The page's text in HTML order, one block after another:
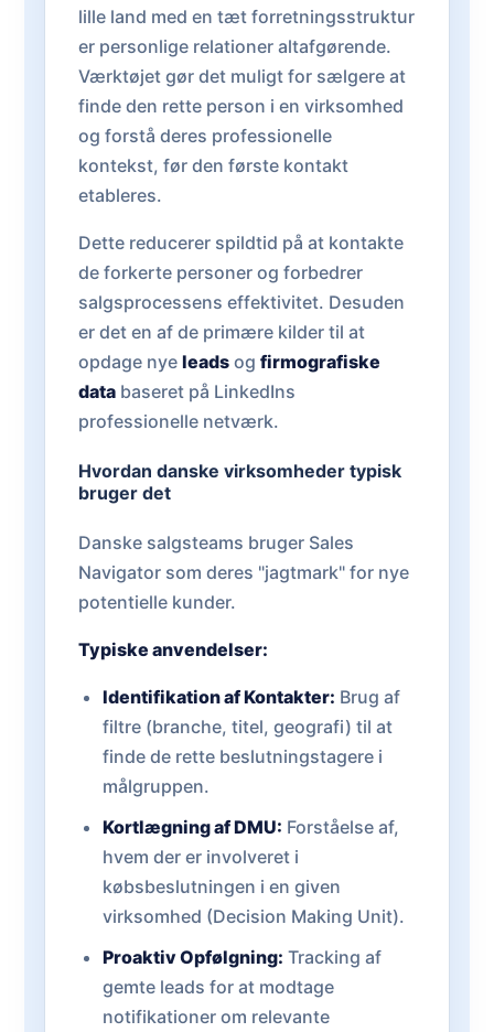
lille land med en tæt forretningsstruktur
er personlige relationer altafgørende.
Værktøjet gør det muligt for sælgere at
finde den rette person i en virksomhed
og forstå deres professionelle
kontekst, før den første kontakt
etableres.
Dette reducerer spildtid på at kontakte
de forkerte personer og forbedrer
salgsprocessens effektivitet. Desuden
er det en af de primære kilder til at
opdage nye leads og firmografiske
data baseret på LinkedIns
professionelle netværk.
Hvordan danske virksomheder typisk
bruger det
Danske salgsteams bruger Sales
Navigator som deres "jagtmark" for nye
potentielle kunder.
Typiske anvendelser:
Identifikation af Kontakter: Brug af
filtre (branche, titel, geografi) til at
finde de rette beslutningstagere i
målgruppen.
Kortlægning af DMU: Forståelse af,
hvem der er involveret i
købsbeslutningen i en given
virksomhed (Decision Making Unit).
Proaktiv Opfølgning: Tracking af
gemte leads for at modtage
notifikationer om relevante